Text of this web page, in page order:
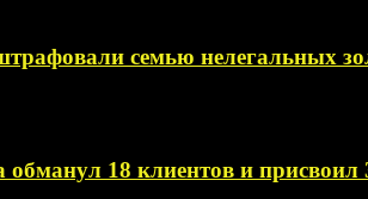
семью нелегальных
обманул 18 клиентов и